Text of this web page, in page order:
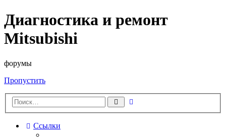
Диагностика и ремонт
Mitsubishi
форумы
Пропустить
Поиск
Ссылки